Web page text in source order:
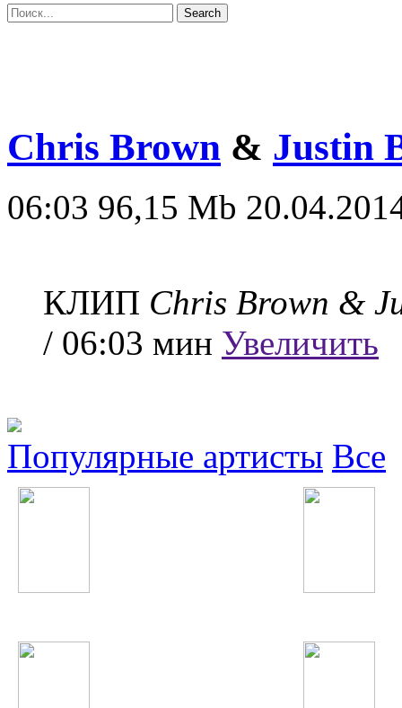
Chris Brown & Justin
06:03 96,15 Mb
КЛИП Chris Brown &
/ 06:03 мин Увеличить
Популярные артисты Все